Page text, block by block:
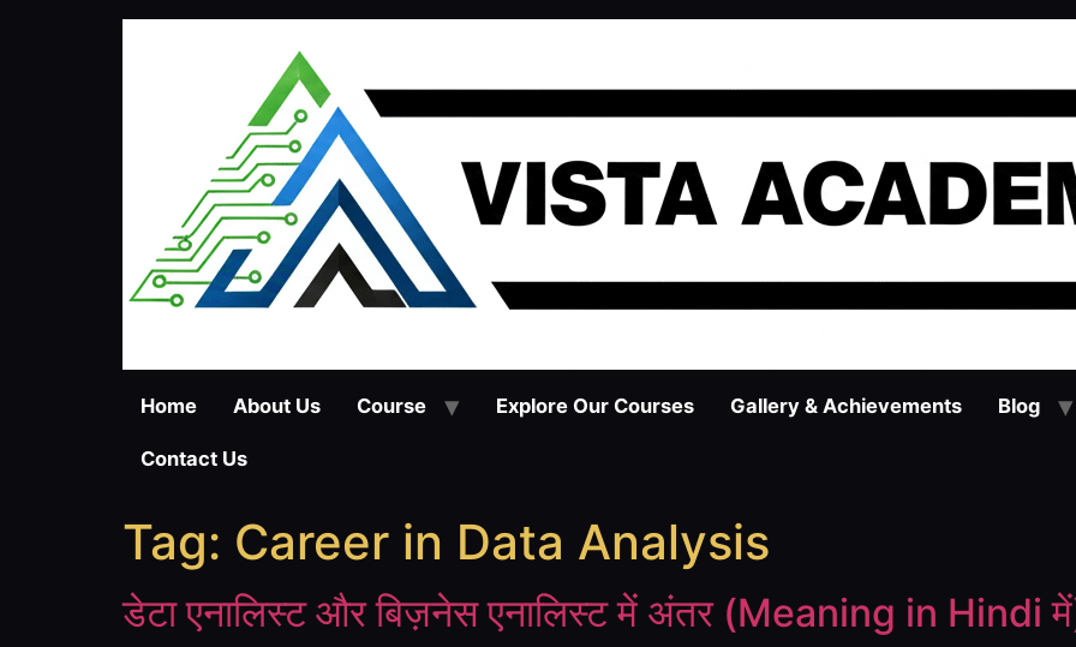
Home About Us Course Explore Our Courses Gallery & Achievements Blog
Contact Us
Tag: Career in Data Analysis
डेटा एनालिस्ट और बिज़नेस एनालिस्ट में अंतर (Meaning in Hindi